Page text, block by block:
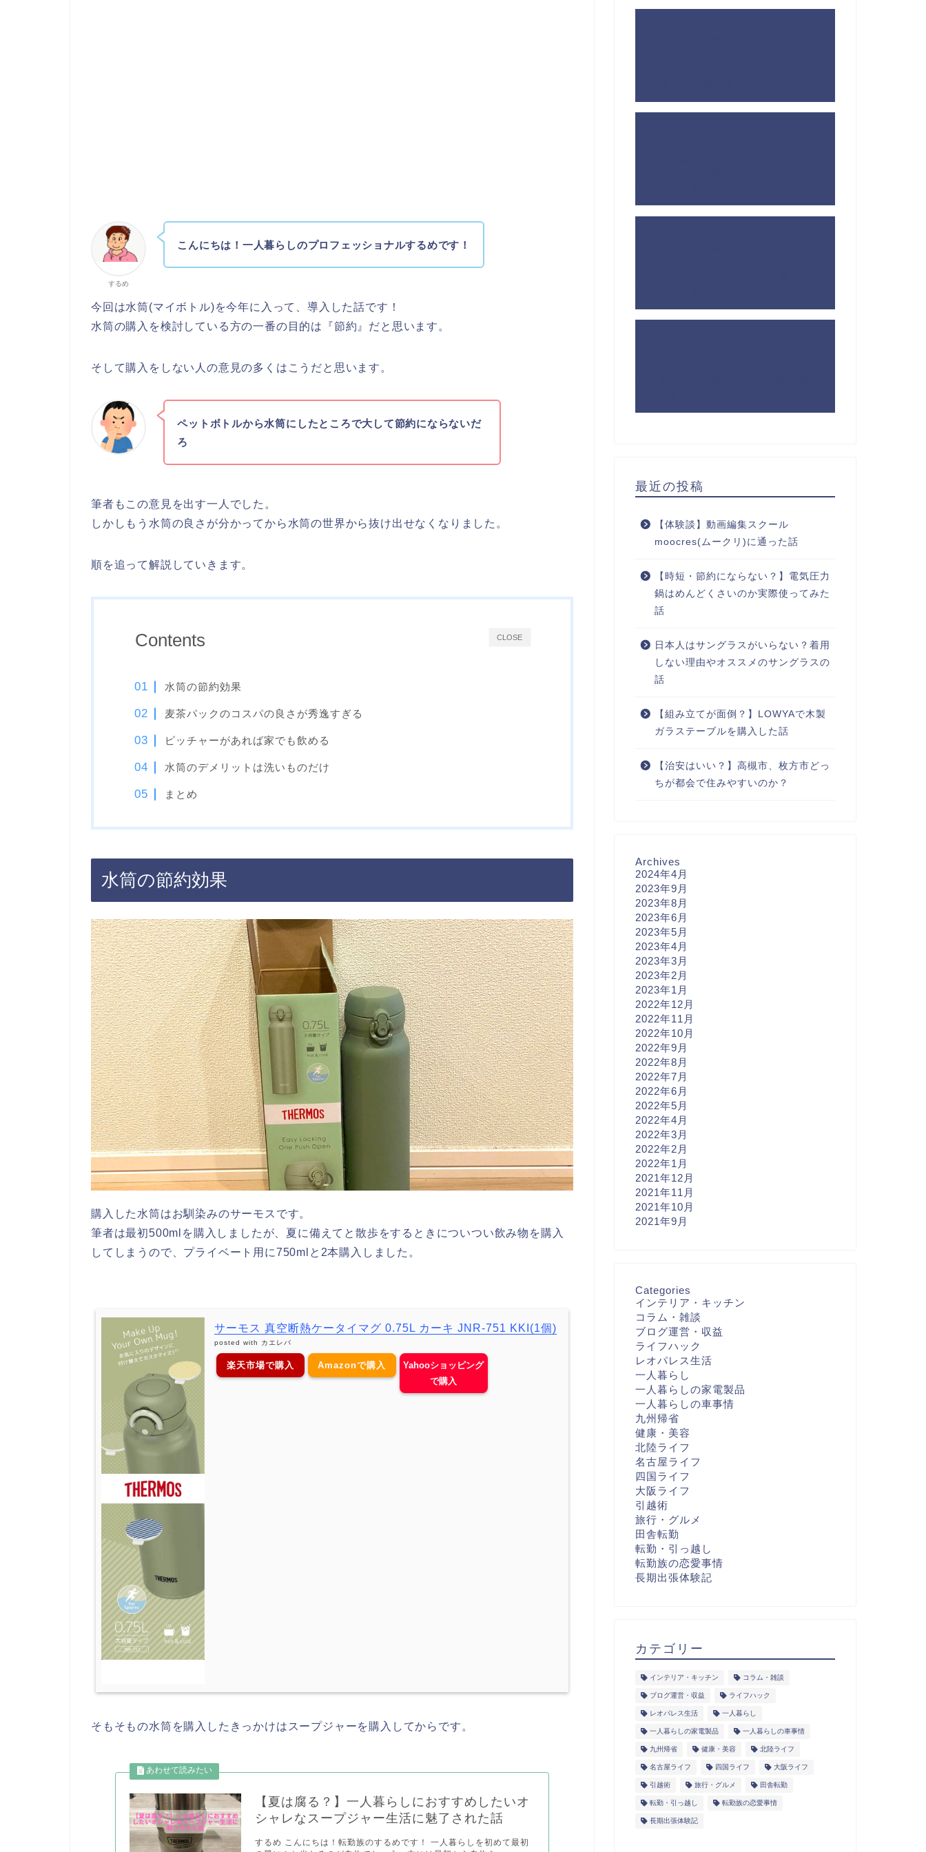
するめ
こんにちは！一人暮らしのプロフェッショナルするめです！
今回は水筒(マイボトル)を今年に入って、導入した話です！
水筒の購入を検討している方の一番の目的は『節約』だと思います。
そして購入をしない人の意見の多くはこうだと思います。
ペットボトルから水筒にしたところで大して節約にならないだ
ろ
筆者もこの意見を出す一人でした。
しかしもう水筒の良さが分かってから水筒の世界から抜け出せなくなりました。
順を追って解説していきます。
CLOSE
Contents
水筒の節約効果
麦茶パックのコスパの良さが秀逸すぎる
ピッチャーがあれば家でも飲める
水筒のデメリットは洗いものだけ
まとめ
水筒の節約効果
購入した水筒はお馴染みのサーモスです。
筆者は最初500mlを購入しましたが、夏に備えてと散歩をするときについつい飲み物を購入
してしまうので、プライベート用に750mlと2本購入しました。
サーモス 真空断熱ケータイマグ 0.75L カーキ JNR-751 KKI(1個)
posted with カエレバ
楽天市場で購入 Amazonで購入
Yahooショッピング
で購入
そもそもの水筒を購入したきっかけはスープジャーを購入してからです。
【夏は腐る？】一人暮らしにおすすめしたいオ
シャレなスープジャー生活に魅了された話
するめ こんにちは！転勤族のするめです！ 一人暮らしを初めて最初
最近の投稿
【体験談】動画編集スクール
moocres(ムークリ)に通った話
【時短・節約にならない？】電気圧力
鍋はめんどくさいのか実際使ってみた
話
日本人はサングラスがいらない？着用
しない理由やオススメのサングラスの
話
【組み立てが面倒？】LOWYAで木製
ガラステーブルを購入した話
【治安はいい？】高槻市、枚方市どっ
ちが都会で住みやすいのか？
Archives
2024年4月
2023年9月
2023年8月
2023年6月
2023年5月
2023年4月
2023年3月
2023年2月
2023年1月
2022年12月
2022年11月
2022年10月
2022年9月
2022年8月
2022年7月
2022年6月
2022年5月
2022年4月
2022年3月
2022年2月
2022年1月
2021年12月
2021年11月
2021年10月
2021年9月
Categories
インテリア・キッチン
コラム・雑談
ブログ運営・収益
ライフハック
レオパレス生活
一人暮らし
一人暮らしの家電製品
一人暮らしの車事情
九州帰省
健康・美容
北陸ライフ
名古屋ライフ
四国ライフ
大阪ライフ
引越術
旅行・グルメ
田舎転勤
転勤・引っ越し
転勤族の恋愛事情
長期出張体験記
カテゴリー
インテリア・キッチン コラム・雑談
ブログ運営・収益 ライフハック
レオパレス生活 一人暮らし
一人暮らしの家電製品 一人暮らしの車事情
九州帰省 健康・美容 北陸ライフ
名古屋ライフ 四国ライフ 大阪ライフ
引越術 旅行・グルメ 田舎転勤
転勤・引っ越し 転勤族の恋愛事情
長期出張体験記